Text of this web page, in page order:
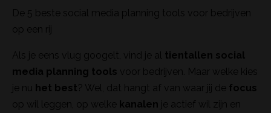
De 5 beste social media planning tools voor bedrijven
op een rij
Als je eens vlug googelt, vind je al tientallen social
media planning tools voor bedrijven. Maar welke kies
je nu het best ? Wel, dat hangt af van waar jij de focus
op wil leggen, op welke kanalen je actief wil zijn en